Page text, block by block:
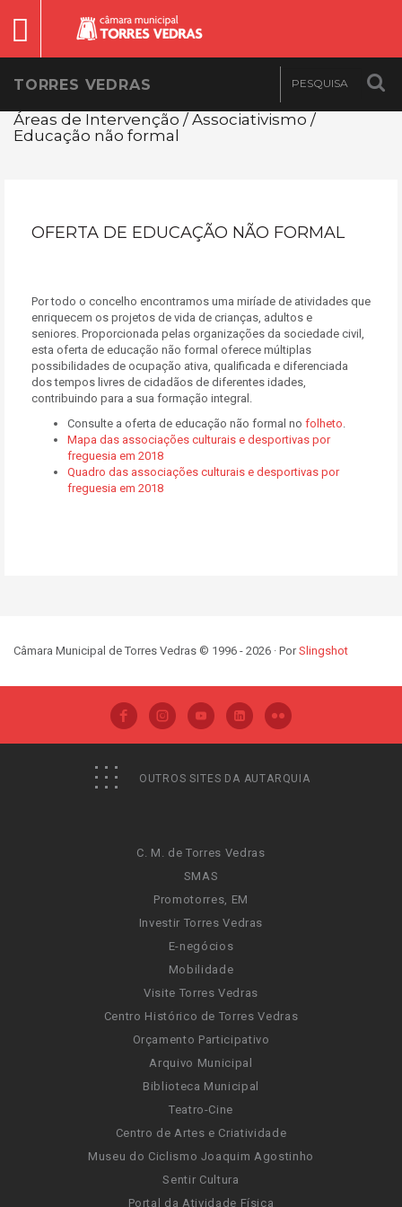
TORRES VEDRAS
Áreas de Intervenção / Associativismo /
Educação não formal
OFERTA DE EDUCAÇÃO NÃO FORMAL
Por todo o concelho encontramos uma miríade de atividades que
enriquecem os projetos de vida de crianças, adultos e
seniores. Proporcionada pelas organizações da sociedade civil,
esta oferta de educação não formal oferece múltiplas
possibilidades de ocupação ativa, qualificada e diferenciada
dos tempos livres de cidadãos de diferentes idades,
contribuindo para a sua formação integral.
Consulte a oferta de educação não formal no folheto.
Mapa das associações culturais e desportivas por
freguesia em 2018
Quadro das associações culturais e desportivas por
freguesia em 2018
Câmara Municipal de Torres Vedras © 1996 - 2026 · PorSlingshot
OUTROS SITES DA AUTARQUIA
C. M. de Torres Vedras
SMAS
Promotorres, EM
Investir Torres Vedras
E-negócios
Mobilidade
Visite Torres Vedras
Centro Histórico de Torres Vedras
Orçamento Participativo
Arquivo Municipal
Biblioteca Municipal
Teatro-Cine
Centro de Artes e Criatividade
Museu do Ciclismo Joaquim Agostinho
Sentir Cultura
Portal da Atividade Física